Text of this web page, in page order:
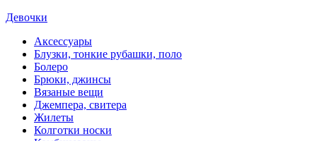
Девочки
Аксессуары
Блузки, тонкие рубашки, поло
Болеро
Брюки, джинсы
Вязаные вещи
Джемпера, свитера
Жилеты
Колготки носки